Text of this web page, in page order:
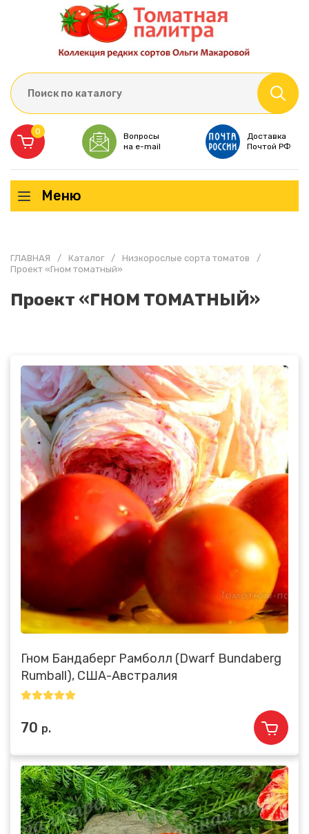
Вопросы
на e-mail
Доставка
Почтой РФ
0
Меню
ГЛАВНАЯ / Каталог / Низкорослые сорта томатов
/
Проект «Гном томатный»
Проект «ГНОМ ТОМАТНЫЙ»
Гном Бандаберг Рамболл (Dwarf Bundaberg
Rumball), США-Австралия
70 р.